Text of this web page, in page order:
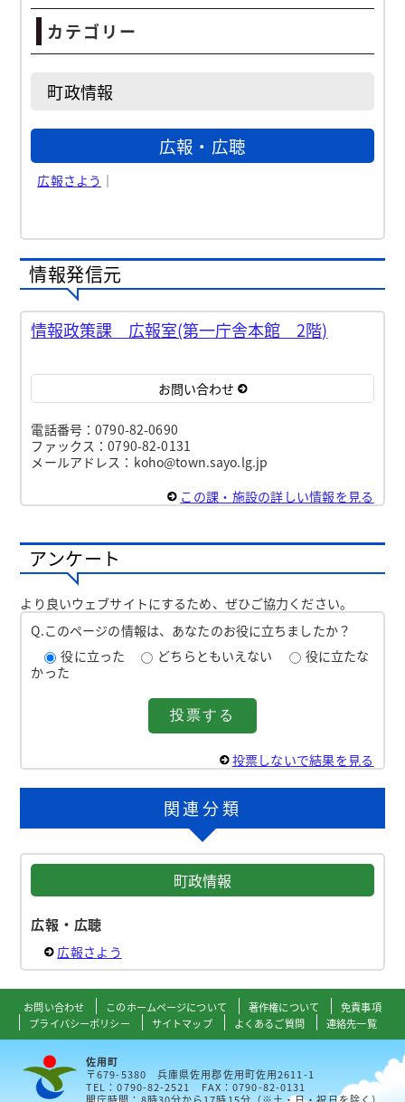
カテゴリー
町政情報
広報・広聴
広報さよう ｜
情報発信元
情報政策課 広報室(第一庁舎本館 2階)
お問い合わせ
電話番号：0790-82-0690
ファックス：0790-82-0131
メールアドレス：koho@town.sayo.lg.jp
この課・施設の詳しい情報を見る
アンケート
より良いウェブサイトにするため、ぜひご協力ください。
Q.このページの情報は、あなたのお役に立ちましたか？
役に立った
どちらともいえない
役に立たな
かった
投票しないで結果を見る
関連分類
町政情報
広報・広聴
広報さよう
お問い合わせ このホームページについて 著作権について
免責事項
プライバシーポリシー
サイトマップ よくあるご質問 連絡先一覧
佐用町
〒679-5380 兵庫県佐用郡佐用町佐用2611-1
TEL：0790-82-2521 FAX：0790-82-0131